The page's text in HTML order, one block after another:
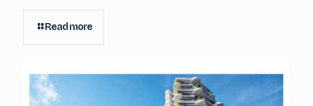
Read more